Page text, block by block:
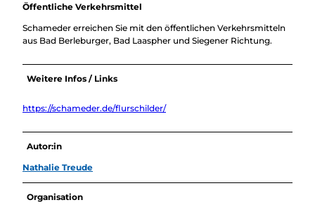
Öffentliche Verkehrsmittel
Schameder erreichen Sie mit den öffentlichen Verkehrsmitteln
aus Bad Berleburger, Bad Laaspher und Siegener Richtung.
Weitere Infos / Links
https://schameder.de/flurschilder/
Autor:in
Nathalie Treude
Organisation